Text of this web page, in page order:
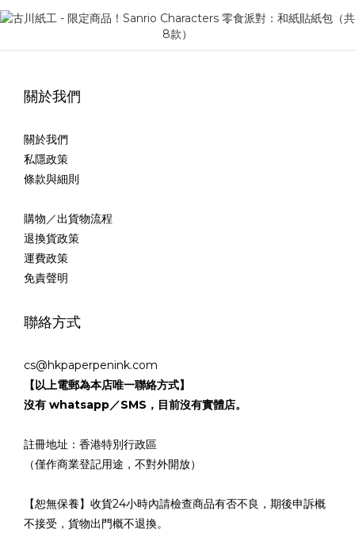
關於我們
關於我們
私隱政策
條款與細則
購物／出貨物流程
退換貨政策
運費政策
免責聲明
聯絡方式
cs@hkpaperpenink.com
【以上電郵為本店唯一聯絡方式】
沒有 whatsapp／SMS，目前沒有實體店。
註冊地址：香港特別行政區
（僅作商業登記用途，不對外開放）
【恕無保養】收貨24小時內請檢查商品有否不良，期後申訴概
不接受，貨物出門概不退換。